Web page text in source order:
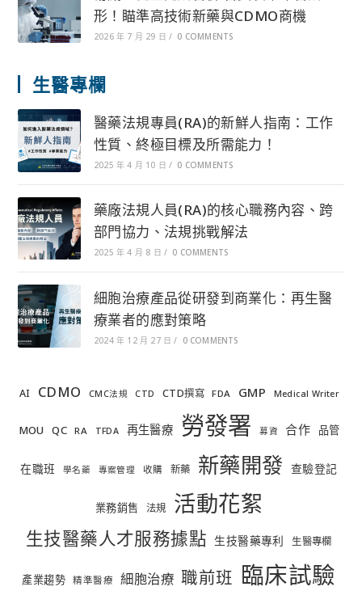
形！瞄準高技術新藥與CDMO商機
2026 年 7 月 29 日 / 0 COMMENTS
生醫專欄
醫藥法規專員(RA)的新鮮人指南：工作
性質、終極目標及所需能力！
2025 年 4 月 10 日 / 0 COMMENTS
藥廠法規人員(RA)的核心職務內容、跨
部門協力、法規挑戰解法
2025 年 4 月 8 日 / 0 COMMENTS
細胞治療產品從研發到商業化：再生醫
療業者的應對策略
2024 年 12 月 27 日 / 0 COMMENTS
AI CDMO CMC法規 CTD CTD撰寫 FDA GMP Medical Writer
MOU QC RA TFDA 再生醫療 勞發署 募資 合作 品管
在職班 學名藥 專案管理 收購 新藥 新藥開發 查驗登記
業務銷售 法規 活動花絮
生技醫藥人才服務據點 生技醫藥專利 生醫專欄
產業趨勢 精準醫療 細胞治療 職前班 臨床試驗